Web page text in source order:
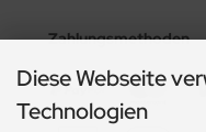
Zahlungsmethoden
Diese Webseite
Technologien